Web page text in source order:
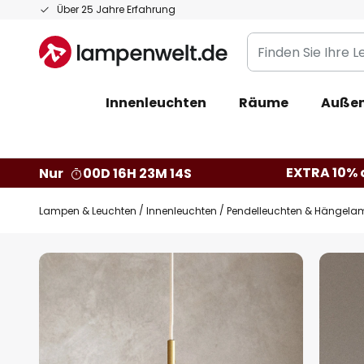
Über 25 Jahre Erfahrung
Zum
springen
Finden
Sie
Leuchte...
Innenleuchten Räume
Nur
00D 16H 23M 13S EXTRA
Lampen & Leuchten Innenleuchten Pendelleuchten &
Zum
Bildgalerie
springen